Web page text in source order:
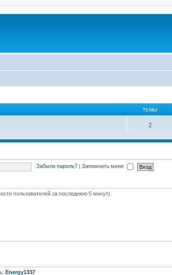
ТЕМЫ
2
Забыли пароль? Запомнить меня
пользователей за последнюю 5 минут)
Energy1337